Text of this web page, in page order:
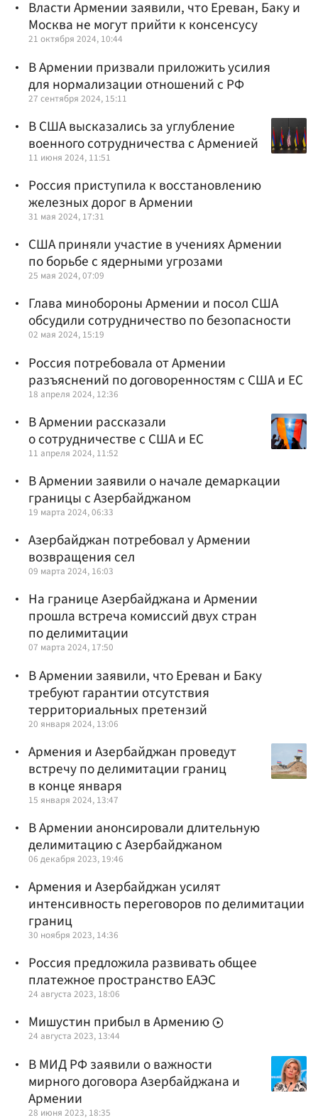
Власти Армении заявили, что Ереван, Баку и
Москва не могут прийти к консенсусу
21 октября 2024, 10:44
В Армении призвали приложить усилия
для нормализации отношений с РФ
27 сентября 2024, 15:11
В США высказались за углубление
военного сотрудничества с Арменией
11 июня 2024, 11:51
Россия приступила к восстановлению
железных дорог в Армении
31 мая 2024, 17:31
США приняли участие в учениях Армении
по борьбе с ядерными угрозами
25 мая 2024, 07:09
Глава минобороны Армении и посол США
обсудили сотрудничество по безопасности
02 мая 2024, 15:19
Россия потребовала от Армении
разъяснений по договоренностям с США и ЕС
18 апреля 2024, 12:36
В Армении рассказали
о сотрудничестве с США и ЕС
11 апреля 2024, 11:52
В Армении заявили о начале демаркации
границы с Азербайджаном
19 марта 2024, 06:33
Азербайджан потребовал у Армении
возвращения сел
09 марта 2024, 16:03
На границе Азербайджана и Армении
прошла встреча комиссий двух стран
по делимитации
07 марта 2024, 17:50
В Армении заявили, что Ереван и Баку
требуют гарантии отсутствия
территориальных претензий
20 января 2024, 13:06
Армения и Азербайджан проведут
встречу по делимитации границ
в конце января
15 января 2024, 13:47
В Армении анонсировали длительную
делимитацию с Азербайджаном
06 декабря 2023, 19:46
Армения и Азербайджан усилят
интенсивность переговоров по делимитации
границ
30 ноября 2023, 14:36
Россия предложила развивать общее
платежное пространство ЕАЭС
24 августа 2023, 18:06
Мишустин прибыл в Армению
24 августа 2023, 13:44
В МИД РФ заявили о важности
мирного договора Азербайджана и
Армении
28 июня 2023, 18:35